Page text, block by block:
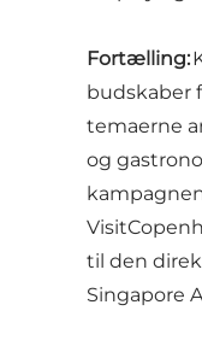
Fortælling:
budskaber
temaerne
og
til den
Singapore